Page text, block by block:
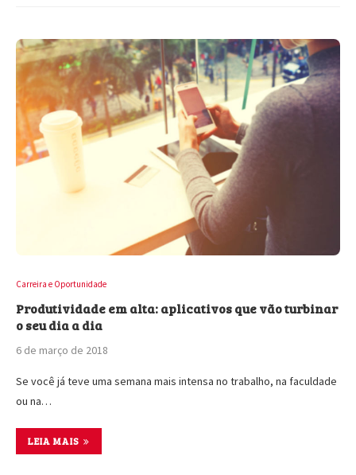
Carreira e Oportunidade
Produtividade em alta: aplicativos que vão turbinar
o seu dia a dia
6 de março de 2018
Se você já teve uma semana mais intensa no trabalho, na faculdade
ou na…
LEIA MAIS